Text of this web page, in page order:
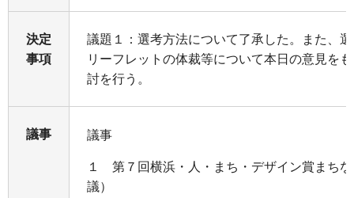
決定
事項
議題１：選考方法について了承した。また、
リーフレットの体裁等について本日の意見を
討を行う。
議事 議事
１ 第７回横浜・人・まち・デザイン賞まち
議）